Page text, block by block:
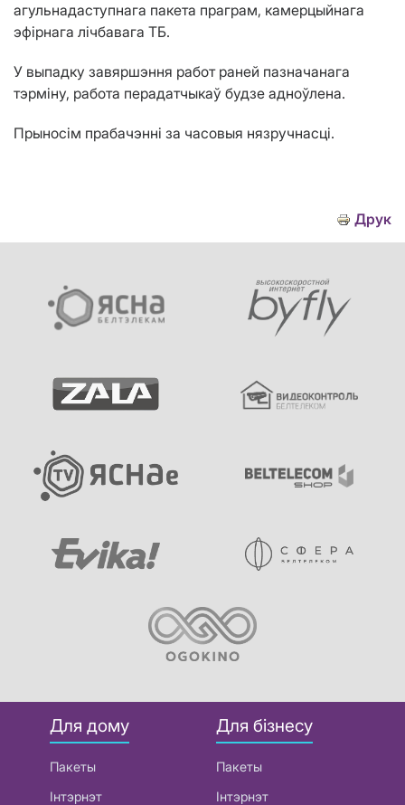
агульнадаступнага пакета праграм, камерцыйнага
эфірнага лічбавага ТБ.
У выпадку завяршэння работ раней пазначанага
тэрміну, работа перадатчыкаў будзе адноўлена.
Прыносім прабачэнні за часовыя нязручнасці.
Друк
Для дому
Пакеты
Інтэрнэт
Для бізнесу
Пакеты
Інтэрнэт